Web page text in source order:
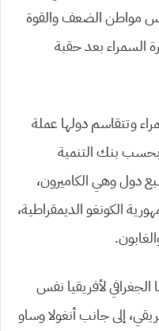
مواطن الضعف والقوة
السمراء بعد حقبة
وتتقاسم دولها عملة
بنك التنمية
دول وهي الكاميرون،
الكونغو الديمقراطية،
لأفريقيا نفس
إلى جانب أنغولا وساو